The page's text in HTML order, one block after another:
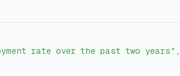
rate over the past two years" ,